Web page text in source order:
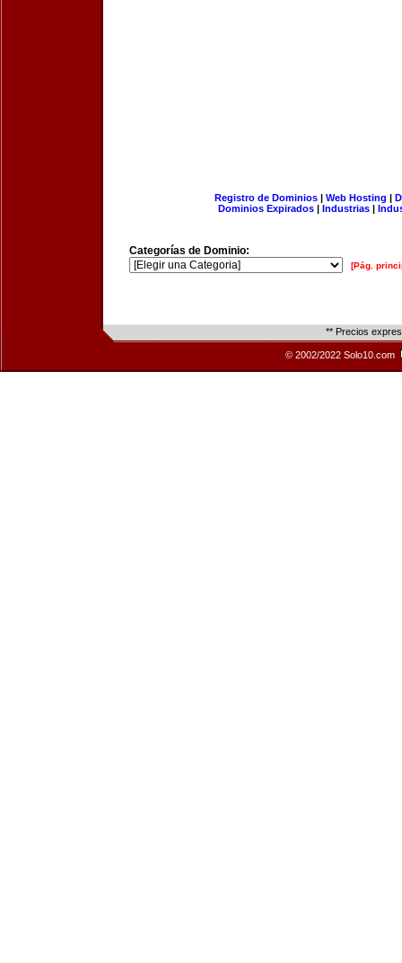
Registro de Dominios| Web Hosting |
Dominios Expirados | Industrias |
Categorías de Dominio:
[Pág.
** Precios
© 2002/2022 Solo10.com